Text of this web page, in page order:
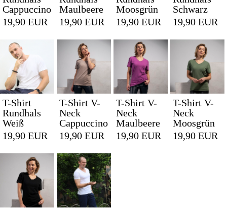
Cappuccino
19,90 EUR
Maulbeere
19,90 EUR
Moosgrün
19,90 EUR
Schwarz
19,90 EUR
T-Shirt
Rundhals
Weiß
19,90 EUR
T-Shirt V-
Neck
Cappuccino
19,90 EUR
T-Shirt V-
Neck
Maulbeere
19,90 EUR
T-Shirt V-
Neck
Moosgrün
19,90 EUR